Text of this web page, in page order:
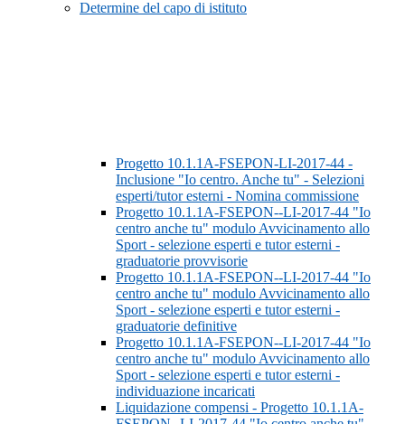
Determine del capo di istituto
Progetto 10.1.1A-FSEPON-LI-2017-44 -
Inclusione "Io centro. Anche tu" - Selezioni
esperti/tutor esterni - Nomina commissione
Progetto 10.1.1A-FSEPON--LI-2017-44 "Io
centro anche tu" modulo Avvicinamento allo
Sport - selezione esperti e tutor esterni -
graduatorie provvisorie
Progetto 10.1.1A-FSEPON--LI-2017-44 "Io
centro anche tu" modulo Avvicinamento allo
Sport - selezione esperti e tutor esterni -
graduatorie definitive
Progetto 10.1.1A-FSEPON--LI-2017-44 "Io
centro anche tu" modulo Avvicinamento allo
Sport - selezione esperti e tutor esterni -
individuazione incaricati
Liquidazione compensi - Progetto 10.1.1A-